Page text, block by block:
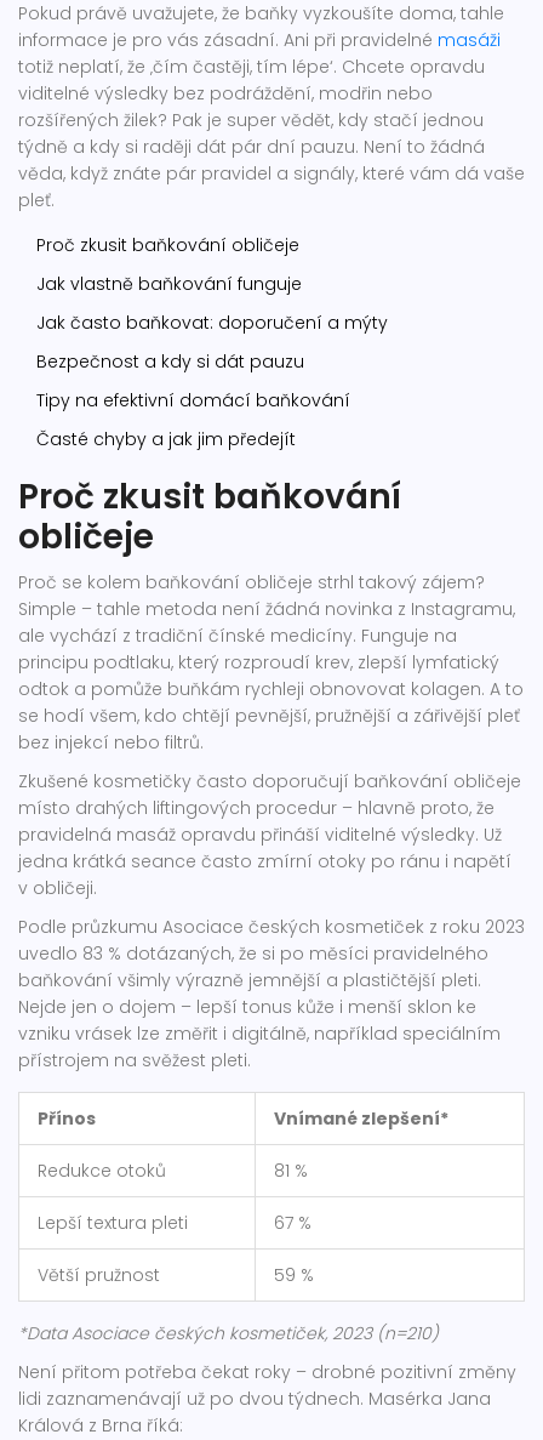
Pokud právě uvažujete, že baňky vyzkoušíte doma, tahle
informace je pro vás zásadní. Ani při pravidelné masáži
totiž neplatí, že ‚čím častěji, tím lépe‘. Chcete opravdu
viditelné výsledky bez podráždění, modřin nebo
rozšířených žilek? Pak je super vědět, kdy stačí jednou
týdně a kdy si raději dát pár dní pauzu. Není to žádná
věda, když znáte pár pravidel a signály, které vám dá vaše
pleť.
Proč zkusit baňkování obličeje
Jak vlastně baňkování funguje
Jak často baňkovat: doporučení a mýty
Bezpečnost a kdy si dát pauzu
Tipy na efektivní domácí baňkování
Časté chyby a jak jim předejít
Proč zkusit baňkování
obličeje
Proč se kolem baňkování obličeje strhl takový zájem?
Simple – tahle metoda není žádná novinka z Instagramu,
ale vychází z tradiční čínské medicíny. Funguje na
principu podtlaku, který rozproudí krev, zlepší lymfatický
odtok a pomůže buňkám rychleji obnovovat kolagen. A to
se hodí všem, kdo chtějí pevnější, pružnější a zářivější pleť
bez injekcí nebo filtrů.
Zkušené kosmetičky často doporučují baňkování obličeje
místo drahých liftingových procedur – hlavně proto, že
pravidelná masáž opravdu přináší viditelné výsledky. Už
jedna krátká seance často zmírní otoky po ránu i napětí
v obličeji.
Podle průzkumu Asociace českých kosmetiček z roku 2023
uvedlo 83 % dotázaných, že si po měsíci pravidelného
baňkování všimly výrazně jemnější a plastičtější pleti.
Nejde jen o dojem – lepší tonus kůže i menší sklon ke
vzniku vrásek lze změřit i digitálně, například speciálním
přístrojem na svěžest pleti.
Přínos Vnímané zlepšení*
Redukce otoků 81 %
Lepší textura pleti 67 %
Větší pružnost 59 %
*Data Asociace českých kosmetiček, 2023 (n=210)
Není přitom potřeba čekat roky – drobné pozitivní změny
lidi zaznamenávají už po dvou týdnech. Masérka Jana
Králová z Brna říká: